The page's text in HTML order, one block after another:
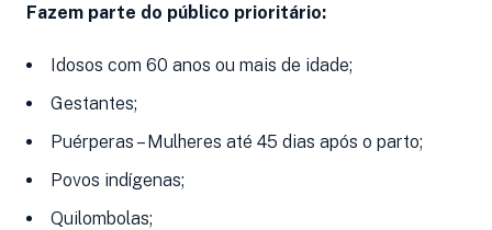
Fazem parte do público prioritário:
Idosos com 60 anos ou mais de idade;
Gestantes;
Puérperas – Mulheres até 45 dias após o parto;
Povos indígenas;
Quilombolas;